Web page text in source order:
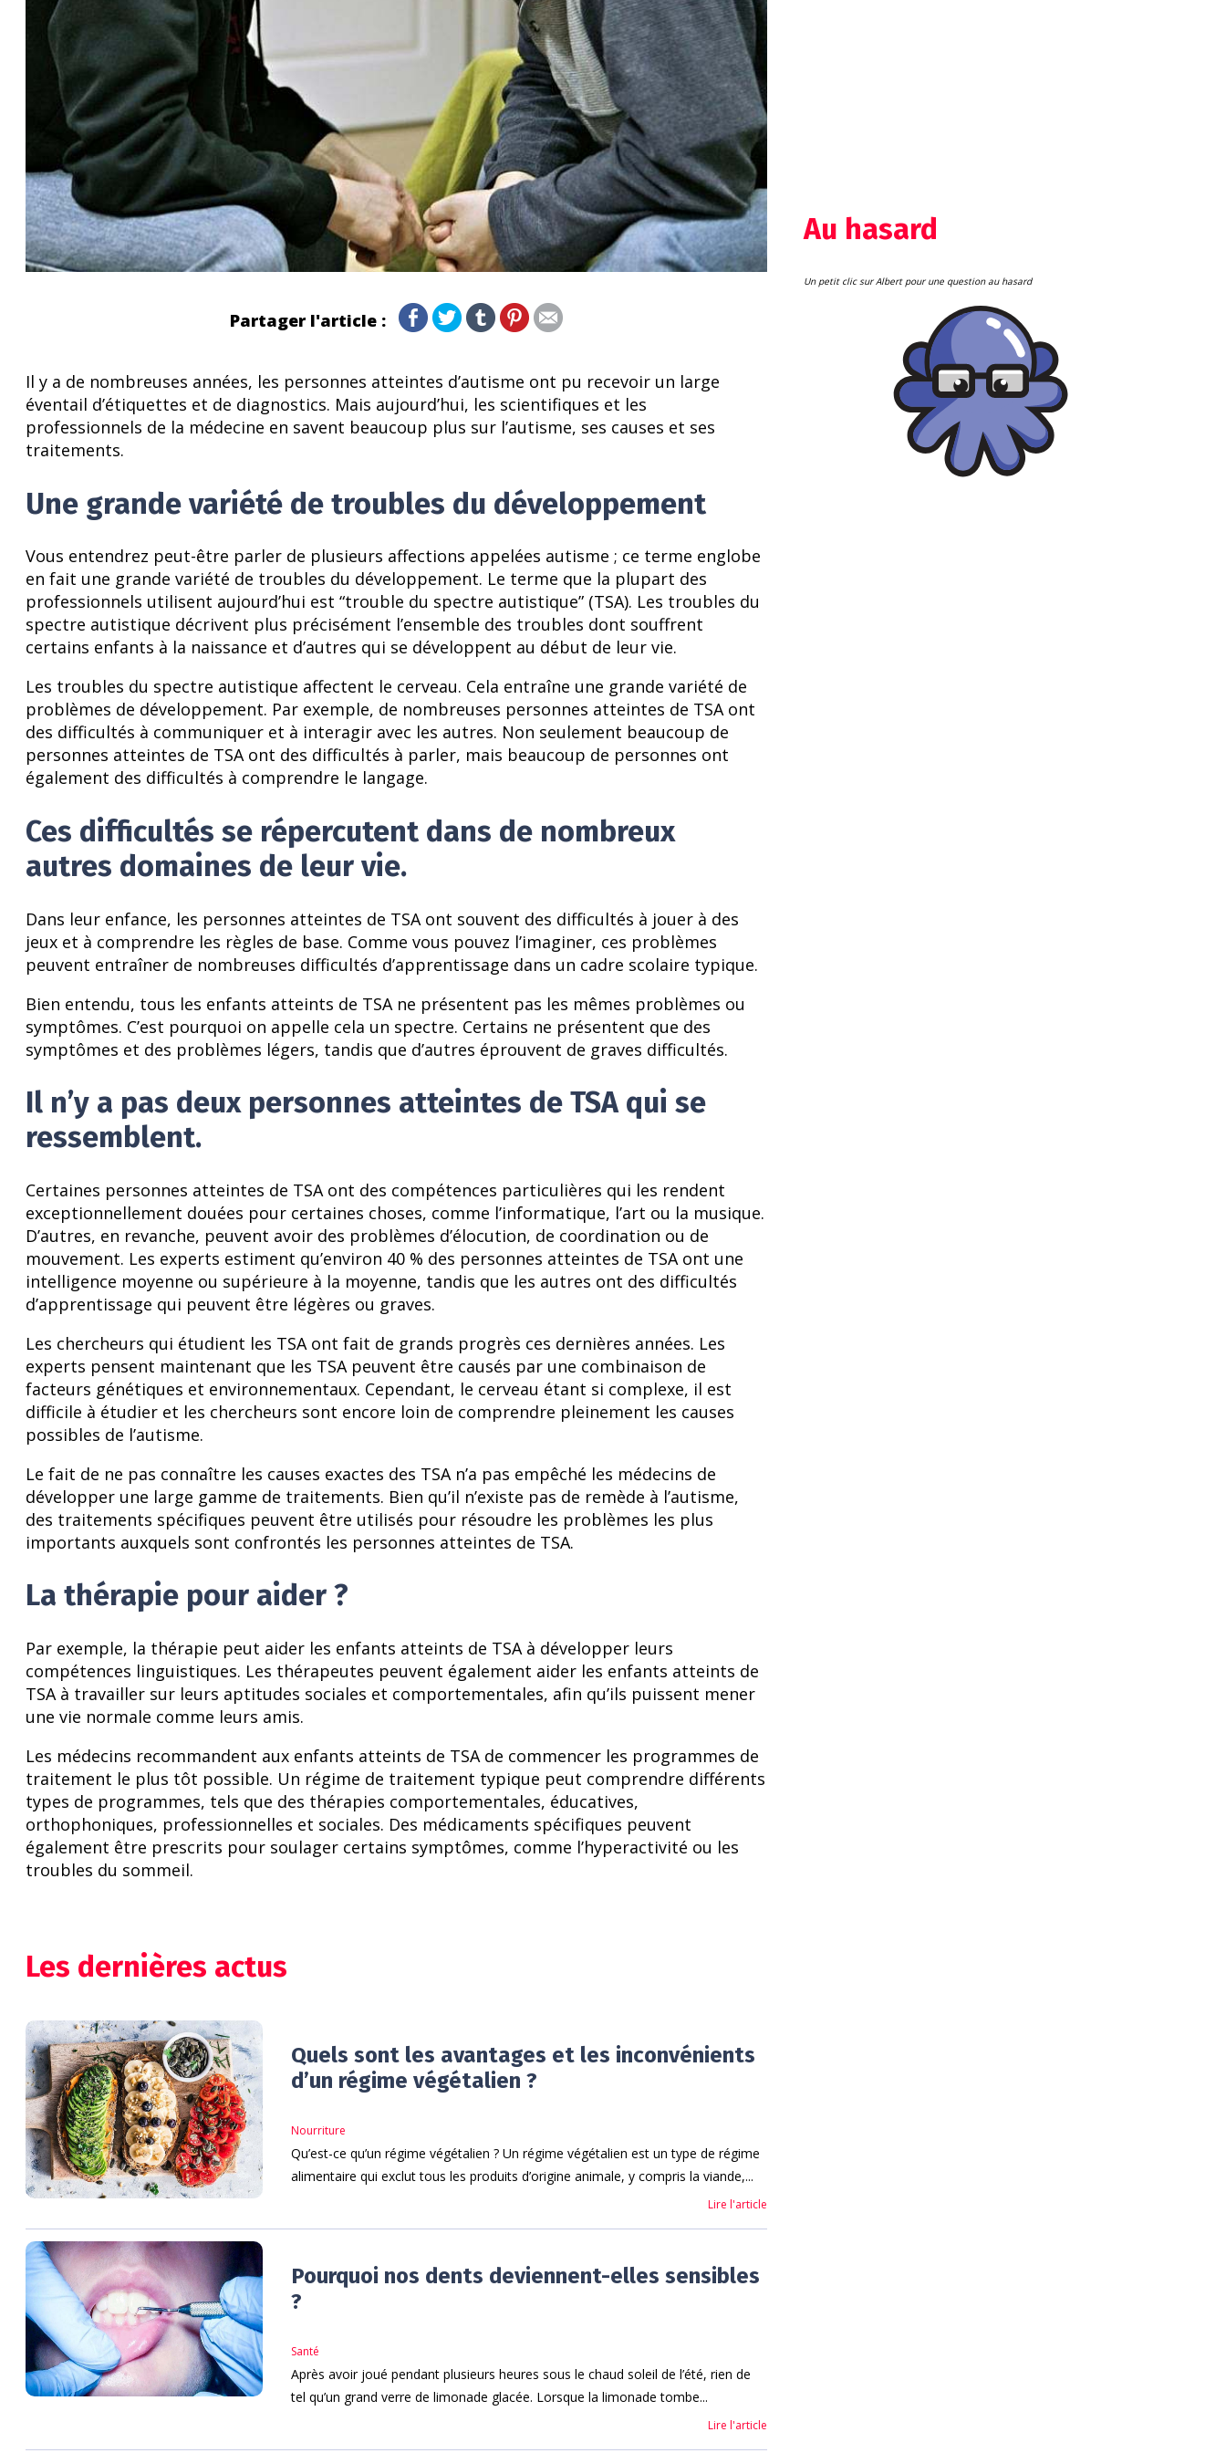
Partager l'article :
Il y a de nombreuses années, les personnes atteintes d’autisme ont pu recevoir un large
éventail d’étiquettes et de diagnostics. Mais aujourd’hui, les scientifiques et les
professionnels de la médecine en savent beaucoup plus sur l’autisme, ses causes et ses
traitements.
Une grande variété de troubles du développement
Vous entendrez peut-être parler de plusieurs affections appelées autisme ; ce terme englobe
en fait une grande variété de troubles du développement. Le terme que la plupart des
professionnels utilisent aujourd’hui est “trouble du spectre autistique” (TSA). Les troubles du
spectre autistique décrivent plus précisément l’ensemble des troubles dont souffrent
certains enfants à la naissance et d’autres qui se développent au début de leur vie.
Les troubles du spectre autistique affectent le cerveau. Cela entraîne une grande variété de
problèmes de développement. Par exemple, de nombreuses personnes atteintes de TSA ont
des difficultés à communiquer et à interagir avec les autres. Non seulement beaucoup de
personnes atteintes de TSA ont des difficultés à parler, mais beaucoup de personnes ont
également des difficultés à comprendre le langage.
Ces difficultés se répercutent dans de nombreux
autres domaines de leur vie.
Dans leur enfance, les personnes atteintes de TSA ont souvent des difficultés à jouer à des
jeux et à comprendre les règles de base. Comme vous pouvez l’imaginer, ces problèmes
peuvent entraîner de nombreuses difficultés d’apprentissage dans un cadre scolaire typique.
Bien entendu, tous les enfants atteints de TSA ne présentent pas les mêmes problèmes ou
symptômes. C’est pourquoi on appelle cela un spectre. Certains ne présentent que des
symptômes et des problèmes légers, tandis que d’autres éprouvent de graves difficultés.
Il n’y a pas deux personnes atteintes de TSA qui se
ressemblent.
Certaines personnes atteintes de TSA ont des compétences particulières qui les rendent
exceptionnellement douées pour certaines choses, comme l’informatique, l’art ou la musique.
D’autres, en revanche, peuvent avoir des problèmes d’élocution, de coordination ou de
mouvement. Les experts estiment qu’environ 40 % des personnes atteintes de TSA ont une
intelligence moyenne ou supérieure à la moyenne, tandis que les autres ont des difficultés
d’apprentissage qui peuvent être légères ou graves.
Les chercheurs qui étudient les TSA ont fait de grands progrès ces dernières années. Les
experts pensent maintenant que les TSA peuvent être causés par une combinaison de
facteurs génétiques et environnementaux. Cependant, le cerveau étant si complexe, il est
difficile à étudier et les chercheurs sont encore loin de comprendre pleinement les causes
possibles de l’autisme.
Le fait de ne pas connaître les causes exactes des TSA n’a pas empêché les médecins de
développer une large gamme de traitements. Bien qu’il n’existe pas de remède à l’autisme,
des traitements spécifiques peuvent être utilisés pour résoudre les problèmes les plus
importants auxquels sont confrontés les personnes atteintes de TSA.
La thérapie pour aider ?
Par exemple, la thérapie peut aider les enfants atteints de TSA à développer leurs
compétences linguistiques. Les thérapeutes peuvent également aider les enfants atteints de
TSA à travailler sur leurs aptitudes sociales et comportementales, afin qu’ils puissent mener
une vie normale comme leurs amis.
Les médecins recommandent aux enfants atteints de TSA de commencer les programmes de
traitement le plus tôt possible. Un régime de traitement typique peut comprendre différents
types de programmes, tels que des thérapies comportementales, éducatives,
orthophoniques, professionnelles et sociales. Des médicaments spécifiques peuvent
également être prescrits pour soulager certains symptômes, comme l’hyperactivité ou les
troubles du sommeil.
Les dernières actus
Quels sont les avantages et les inconvénients
d’un régime végétalien ?
Nourriture
Qu’est-ce qu’un régime végétalien ? Un régime végétalien est un type de régime
alimentaire qui exclut tous les produits d’origine animale, y compris la viande,...
Lire l'article
Pourquoi nos dents deviennent-elles sensibles
?
Santé
Après avoir joué pendant plusieurs heures sous le chaud soleil de l’été, rien de
tel qu’un grand verre de limonade glacée. Lorsque la limonade tombe...
Lire l'article
Au hasard
Un petit clic sur Albert pour une question au hasard